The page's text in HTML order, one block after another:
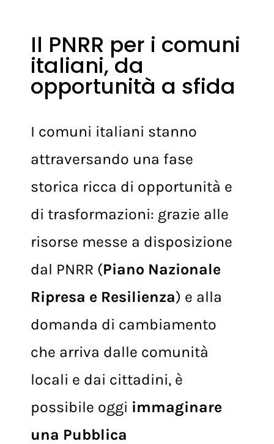
Il PNRR per i comuni
italiani, da
I comuni italiani stanno
attraversando una fase
storica ricca di opportunità e
di trasformazioni: grazie alle
risorse messe a disposizione
dal PNRR (Piano Nazionale
Ripresa e Resilienza) e alla
domanda di cambiamento
che arriva dalle comunità
locali e dai cittadini, è
possibile oggi